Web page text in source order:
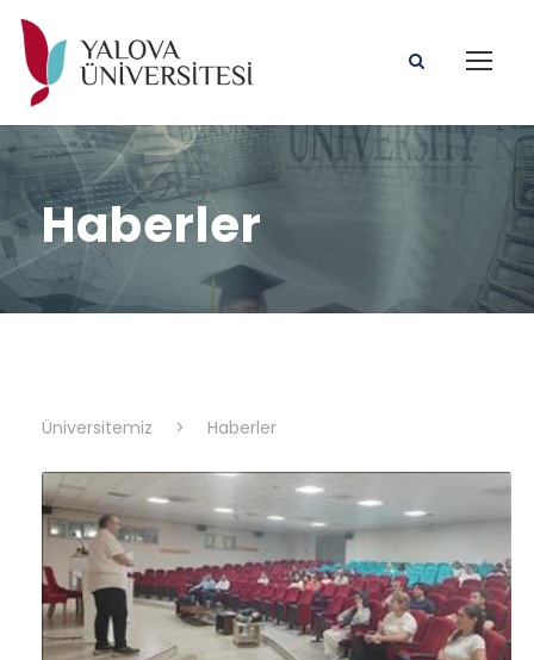
Haberler
Üniversitemiz > Haberler